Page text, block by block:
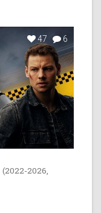
47 6
(2022-2026,